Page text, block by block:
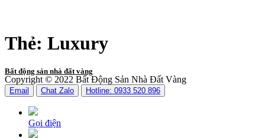
Thẻ: Luxury
Bất động sản nhà đất vàng
Copyright © 2022 Bất Động Sản Nhà Đất Vàng
Email Chat Zalo Hotline: 0933 520 896
Gọi điện